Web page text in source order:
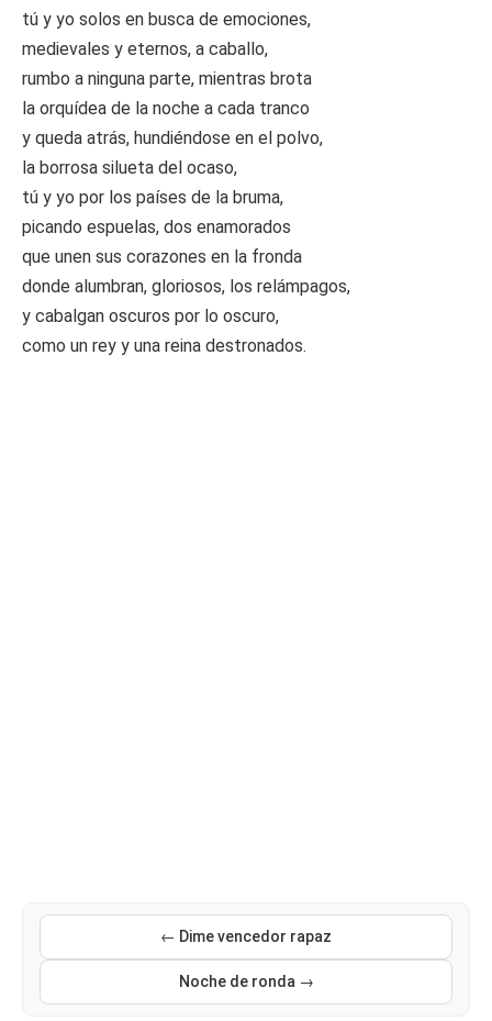
tú y yo solos en busca de emociones,
medievales y eternos, a caballo,
rumbo a ninguna parte, mientras brota
la orquídea de la noche a cada tranco
y queda atrás, hundiéndose en el polvo,
la borrosa silueta del ocaso,
tú y yo por los países de la bruma,
picando espuelas, dos enamorados
que unen sus corazones en la fronda
donde alumbran, gloriosos, los relámpagos,
y cabalgan oscuros por lo oscuro,
como un rey y una reina destronados.
← Dime vencedor rapaz
Noche de ronda →